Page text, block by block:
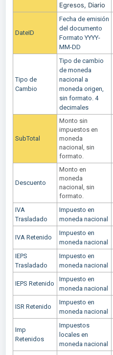
Egresos, Diario
DateID
Fecha de emisión
del documento
Formato YYYY-
MM-DD
Tipo de
Cambio
Tipo de cambio
de moneda
nacional a
moneda origen,
sin formato. 4
decimales
SubTotal
Monto sin
impuestos en
moneda
nacional, sin
formato.
Descuento
Monto en
moneda
nacional, sin
formato.
IVA
Trasladado
Impuesto en
moneda nacional
IVA Retenido
Impuesto en
moneda nacional
IEPS
Trasladado
Impuesto en
moneda nacional
IEPS Retenido
Impuesto en
moneda nacional
ISR Retenido
Impuesto en
moneda nacional
Imp
Retenidos
Impuestos
locales en
moneda nacional